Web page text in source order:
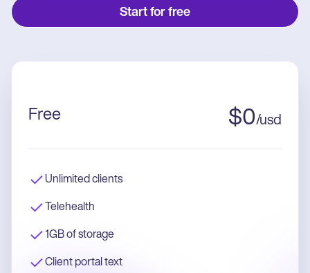
Start for free
Free $0/usd
Unlimited clients
Telehealth
1GB of storage
Client portal text